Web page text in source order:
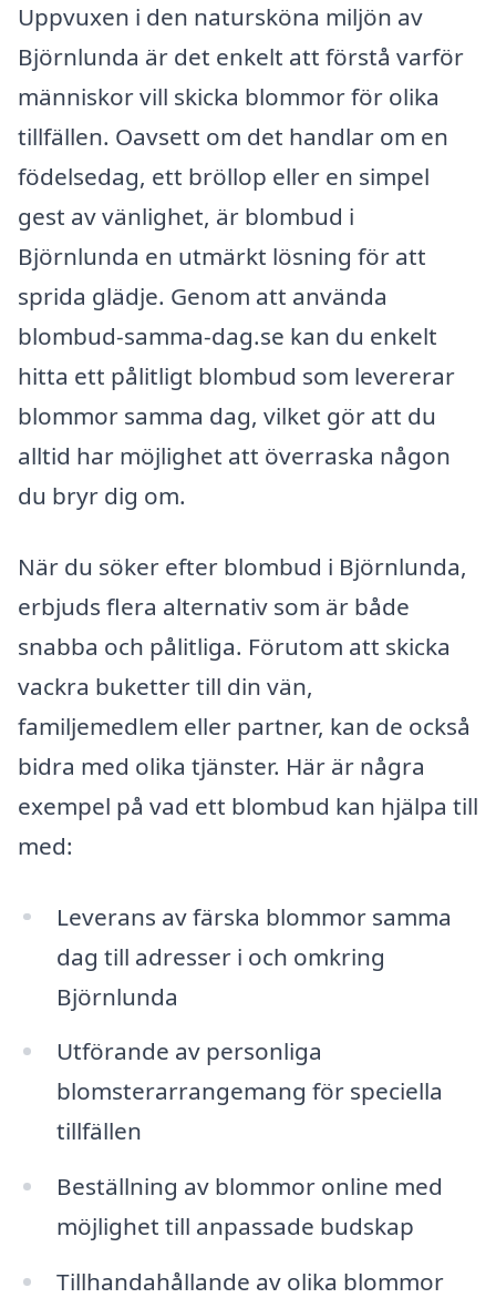
Uppvuxen i den natursköna miljön av
Björnlunda är det enkelt att förstå varför
människor vill skicka blommor för olika
tillfällen. Oavsett om det handlar om en
födelsedag, ett bröllop eller en simpel
gest av vänlighet, är blombud i
Björnlunda en utmärkt lösning för att
sprida glädje. Genom att använda
blombud-samma-dag.se kan du enkelt
hitta ett pålitligt blombud som levererar
blommor samma dag, vilket gör att du
alltid har möjlighet att överraska någon
du bryr dig om.
När du söker efter blombud i Björnlunda,
erbjuds flera alternativ som är både
snabba och pålitliga. Förutom att skicka
vackra buketter till din vän,
familjemedlem eller partner, kan de också
bidra med olika tjänster. Här är några
exempel på vad ett blombud kan hjälpa till
med:
Leverans av färska blommor samma
dag till adresser i och omkring
Björnlunda
Utförande av personliga
blomsterarrangemang för speciella
tillfällen
Beställning av blommor online med
möjlighet till anpassade budskap
Tillhandahållande av olika blommor